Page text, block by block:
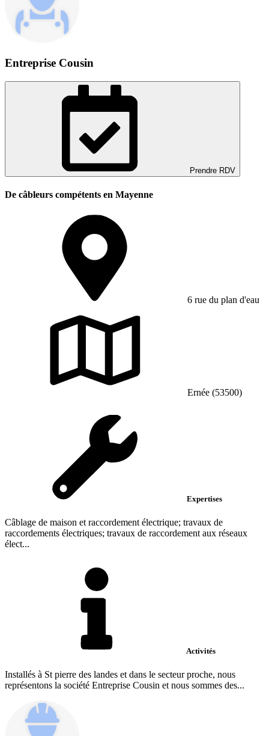
Entreprise Cousin
Prendre RDV
De câbleurs compétents en Mayenne
6 rue du plan d'eau
Ernée (53500)
Expertises
Câblage de maison et raccordement électrique; travaux de
raccordements électriques; travaux de raccordement aux réseaux
élect...
Activités
Installés à St pierre des landes et dans le secteur proche, nous
représentons la société Entreprise Cousin et nous sommes des...